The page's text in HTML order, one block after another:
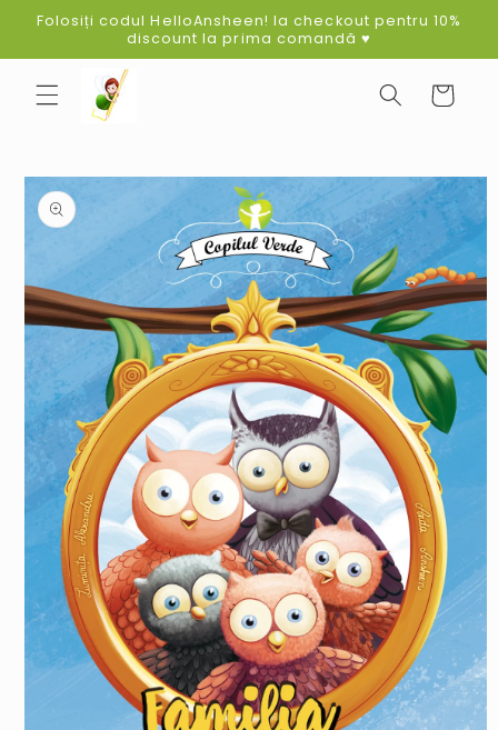
Skip to
content
Folosiți codul HelloAnsheen! la checkout pentru 10%
discount la prima comandă ♥
Cart
Skip to
product
information